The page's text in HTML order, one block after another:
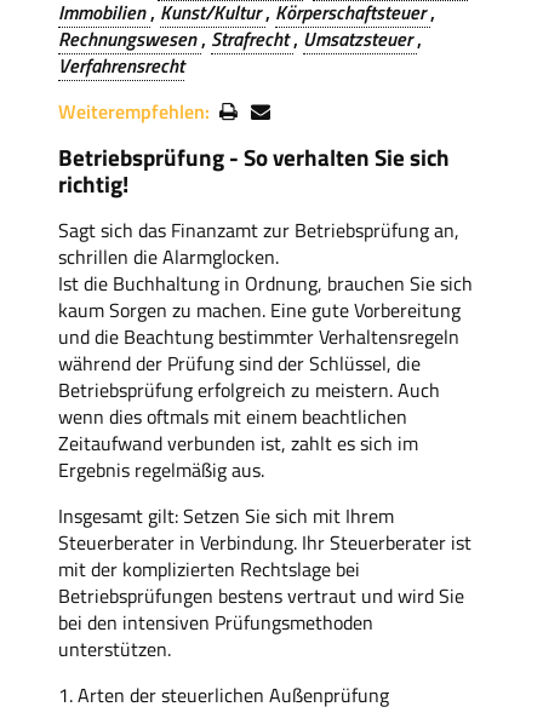
Immobilien Kunst/Kultur Körperschaftsteuer
Rechnungswesen Strafrecht Umsatzsteuer
Verfahrensrecht
Weiterempfehlen:
Betriebsprüfung - So verhalten Sie sich
richtig!
Sagt sich das Finanzamt zur Betriebsprüfung an,
schrillen die Alarmglocken.
Ist die Buchhaltung in Ordnung, brauchen Sie sich
kaum Sorgen zu machen. Eine gute Vorbereitung
und die Beachtung bestimmter Verhaltensregeln
während der Prüfung sind der Schlüssel, die
Betriebsprüfung erfolgreich zu meistern. Auch
wenn dies oftmals mit einem beachtlichen
Zeitaufwand verbunden ist, zahlt es sich im
Ergebnis regelmäßig aus.
Insgesamt gilt: Setzen Sie sich mit Ihrem
Steuerberater in Verbindung. Ihr Steuerberater ist
mit der komplizierten Rechtslage bei
Betriebsprüfungen bestens vertraut und wird Sie
bei den intensiven Prüfungsmethoden
unterstützen.
1. Arten der steuerlichen Außenprüfung